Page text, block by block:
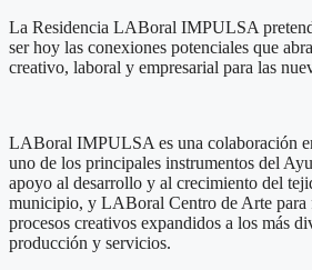
La Residencia LABoral IMPULSA
ser hoy las conexiones potenciales que
creativo, laboral y empresarial para las
LABoral IMPULSA es una colaboración
uno de los principales instrumentos del
apoyo al desarrollo y al crecimiento del
municipio, y LABoral Centro de Arte para
procesos creativos expandidos a los más
producción y servicios.